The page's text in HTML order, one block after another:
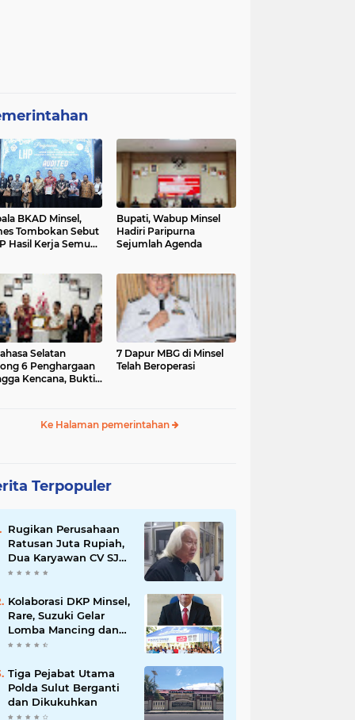
BKAD Minsel,
Tombokan Sebut
Hasil Kerja Semua
Bupati, Wabup Minsel
Hadiri Paripurna
Sejumlah Agenda
Selatan
6 Penghargaan
Kencana, Bukti
7 Dapur MBG di Minsel
Telah Beroperasi
Ke Halaman pemerintahan
Terpopuler
Rugikan Perusahaan
Ratusan Juta Rupiah,
Dua Karyawan CV SJA
Manado Ditetapkan
Kolaborasi DKP Minsel,
Rare, Suzuki Gelar
Lomba Mancing dan
Sosialisasi Kerjasama
Tiga Pejabat Utama
Polda Sulut Berganti
dan Dikukuhkan